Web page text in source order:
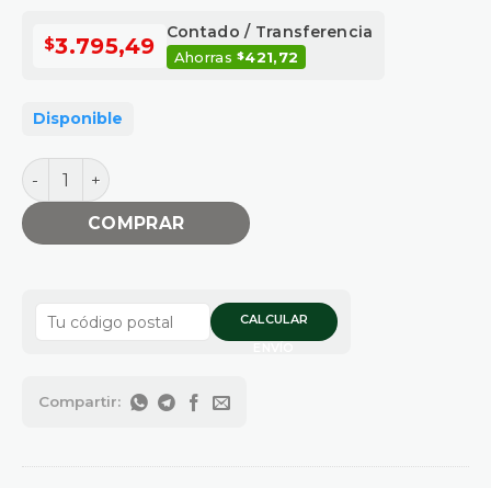
$3.795,49
Contado / Transferencia
Ahorras$421,72
Disponible
TAPA HEMBRA 1" 1/4 cantidad
COMPRAR
CALCULAR